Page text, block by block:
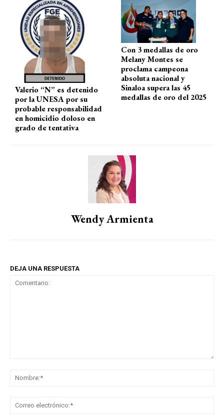
p
k
Valerio “N” es detenido
por la UNESA por su
probable responsabilidad
en homicidio doloso en
grado de tentativa
Con 3 medallas de oro
Melany Montes se
proclama campeona
absoluta nacional y
Sinaloa supera las 45
medallas de oro del 2025
Wendy Armienta
DEJA UNA RESPUESTA